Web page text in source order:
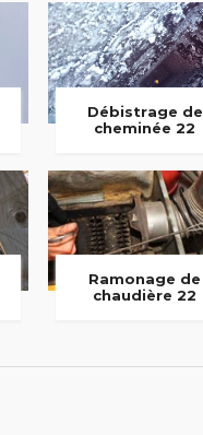
Débistrage de
cheminée 22
Ramonage de
chaudière 22